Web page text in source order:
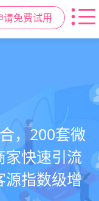
请免费试用
美盈易
营增长方
拓、留、
，200套微
家快速引流
源指数级增
变转介绍面
售，实现客